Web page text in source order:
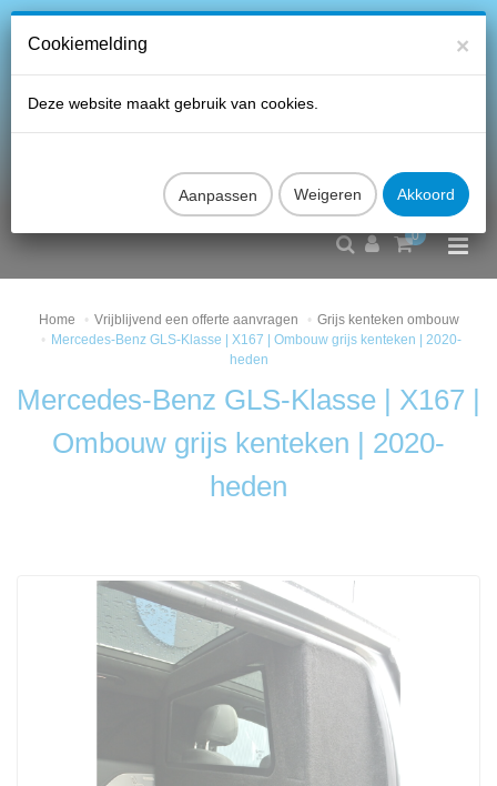
0
Home Vrijblijvend een offerte aanvragen
Grijs kenteken ombouw
Mercedes-Benz GLS-Klasse | X167 | Ombouw grijs kenteken | 2020-
heden
Mercedes-Benz GLS-Klasse | X167 |
Ombouw grijs kenteken | 2020-
heden
×
Cookiemelding
Deze website maakt gebruik van cookies.
Aanpassen